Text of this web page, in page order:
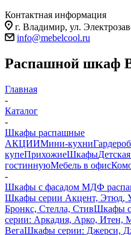
Контактная информация
г. Владимир, ул.
info@mebelcool.ru
Распашной шкаф
Главная
-
Каталог
-
Шкафы распашные
АКЦИИМини-кухни
купеПрихожиеШкафы
гостиннуюМебель в офис
-
Шкафы с фасадом МДФ
Шкафы серии Акцент, Этюд,
Бронкс, Стелла, СтивШкафы
серии: Аркадия, Арко, Итен,
ВегаШкафы серии: Джерси,